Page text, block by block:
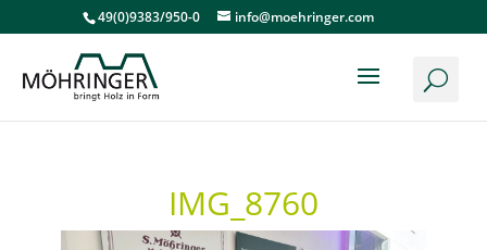
49(0)9383/950-0 info@moehringer.com
IMG_8760